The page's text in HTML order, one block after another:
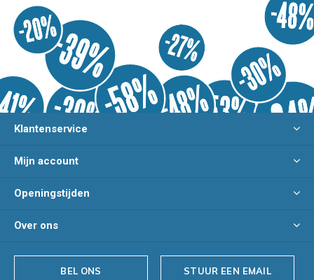
Klantenservice
Mijn account
Openingstijden
Over ons
BEL ONS STUUR EEN EMAIL